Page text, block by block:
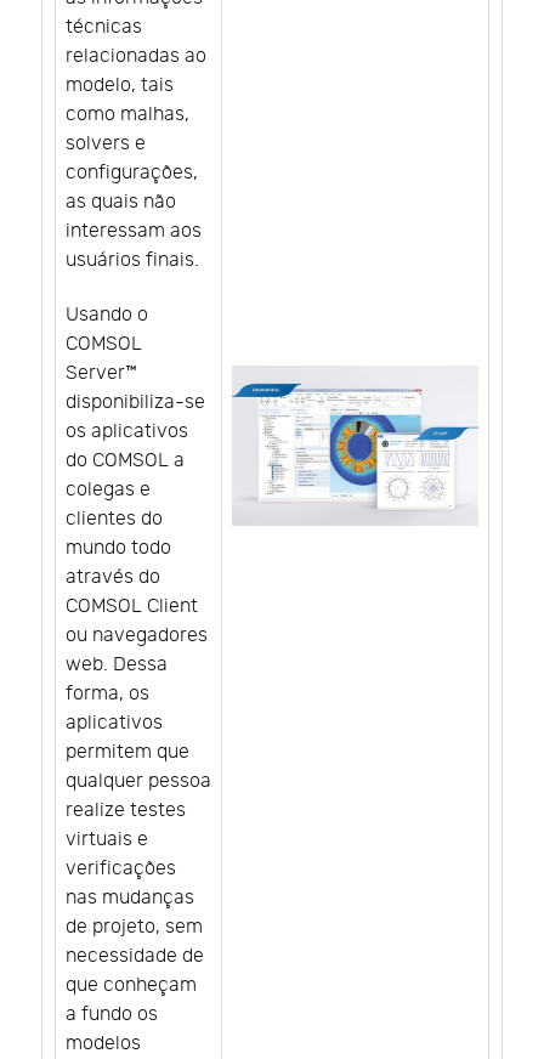
técnicas
relacionadas ao
modelo, tais
como malhas,
solvers e
configurações,
as quais não
interessam aos
usuários finais.
Usando o
COMSOL
Server™
disponibiliza-se
os aplicativos
do COMSOL a
colegas e
clientes do
mundo todo
através do
COMSOL Client
ou navegadores
web. Dessa
forma, os
aplicativos
permitem que
qualquer pessoa
realize testes
virtuais e
verificações
nas mudanças
de projeto, sem
necessidade de
que conheçam
a fundo os
modelos